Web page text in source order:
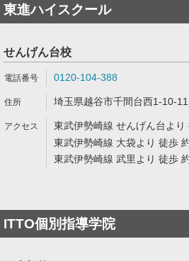
東進ハイスクール
せんげん台校
0120-104-388
埼玉県越谷市千間台西1-10-
東武伊勢崎線 せんげん台より
東武伊勢崎線 大袋より 徒歩
東武伊勢崎線 武里より 徒歩
ITTO個別指導学院